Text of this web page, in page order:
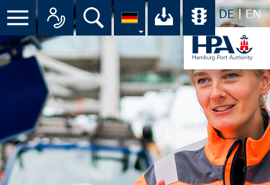
DE EN
Suche Ihr Download-